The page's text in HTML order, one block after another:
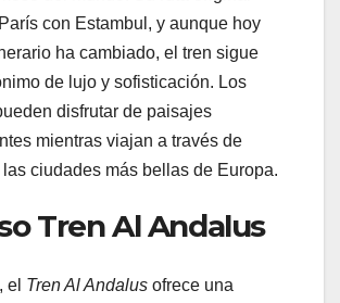
con Estambul, y aunque hoy
ha cambiado, el tren sigue
de lujo y sofisticación. Los
disfrutar de paisajes
mientras viajan a través de
ciudades más bellas de Europa.
Tren Al Andalus
el Tren Al Andalus ofrece una